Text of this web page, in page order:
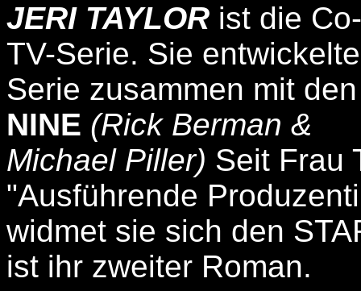
JERI TAYLOR ist die
TV-Serie. Sie
Serie zusammen mit
NINE (Rick Berman &
Michael Piller) Seit Frau
"Ausführende
widmet sie sich den
ist ihr zweiter Roman.